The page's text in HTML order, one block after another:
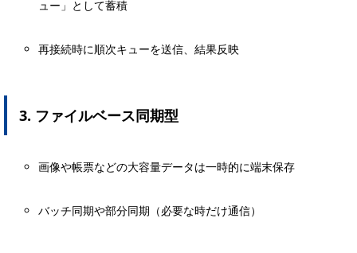
ュー」として蓄積
再接続時に順次キューを送信、結果反映
3. ファイルベース同期型
画像や帳票などの大容量データは一時的に端末保存
バッチ同期や部分同期（必要な時だけ通信）